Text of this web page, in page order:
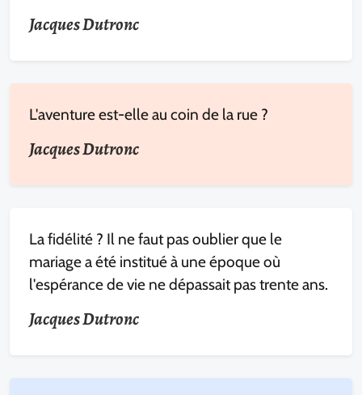
Jacques Dutronc
L'aventure est-elle au coin de la rue ?
Jacques Dutronc
La fidélité ? Il ne faut pas oublier que le
mariage a été institué à une époque où
l'espérance de vie ne dépassait pas trente ans.
Jacques Dutronc